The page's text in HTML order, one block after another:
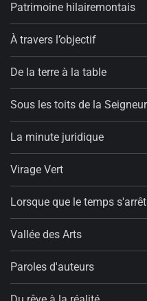
Patrimoine hilairemontais
À travers l’objectif
De la terre à la table
Sous les toits de la
La minute juridique
Virage Vert
Lorsque que le temps
Vallée des Arts
Paroles d'auteurs